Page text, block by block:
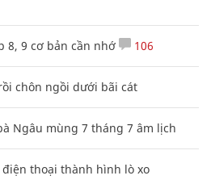
8, 9 cơ bản cần nhớ 106
chôn ngồi dưới bãi cát
Ngâu mùng 7 tháng 7 âm lịch
điện thoại thành hình lò xo